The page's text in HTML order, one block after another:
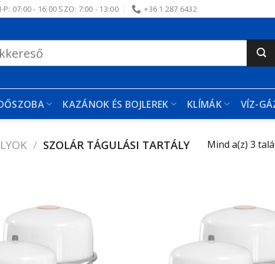
P: 07:00 - 16:00 SZO: 7:00 - 13:00 +36 1 287 6432
KAZÁNOK ÉS BOJLEREK KLÍMÁK VÍZ-
/ SZOLÁR TÁGULÁSI TARTÁLY Mind a(z) 3
Kedvencekhez